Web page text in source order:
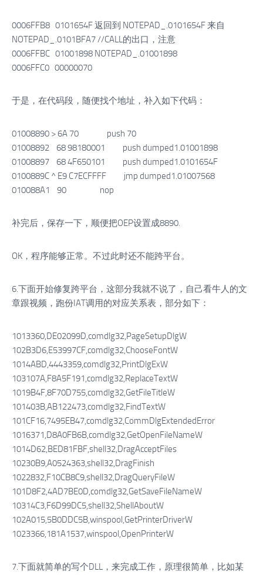
0006FFB8 0101654F 返回到 NOTEPAD_.0101654F 来自
NOTEPAD_.0101BFA7 //CALL的出口，注意
0006FFBC 01001898 NOTEPAD_.01001898
0006FFC0 00000070
于是，在代码段，随便找个地址，补入如下代码：
01008890 > 6A 70 push 70
01008892 68 98180001 push dumped1.01001898
01008897 68 4F650101 push dumped1.0101654F
0100889C ^ E9 C7ECFFFF jmp dumped1.01007568
010088A1 90 nop
补完后，保存一下，顺便把OEP设置成8890.
OK，程序能够正常。不过此时还不能跨平台。
6.下面开始修复跨平台，这部分我就不说了，自己看牛人的文
章跟视频，跑份IAT调用的对应关系表，部分如下：
1013360,DE02099D,comdlg32,PageSetupDlgW
102B3D6,E53997CF,comdlg32,ChooseFontW
1014ABD,4443359,comdlg32,PrintDlgExW
103107A,F8A5F191,comdlg32,ReplaceTextW
1019B4F,8F70D755,comdlg32,GetFileTitleW
101403B,AB122473,comdlg32,FindTextW
101CF16,7495EB47,comdlg32,CommDlgExtendedError
1016371,D8A0FB6B,comdlg32,GetOpenFileNameW
1014D62,BED81FBF,shell32,DragAcceptFiles
10230B9,A0524363,shell32,DragFinish
1022832,F10CB8C9,shell32,DragQueryFileW
101D8F2,4AD7BE0D,comdlg32,GetSaveFileNameW
10314C3,F6D99DC5,shell32,ShellAboutW
102A015,5B0DDC5B,winspool,GetPrinterDriverW
1023366,181A1537,winspool,OpenPrinterW
7.下面就简单的写个DLL，来完成工作，原理很简单，比如某